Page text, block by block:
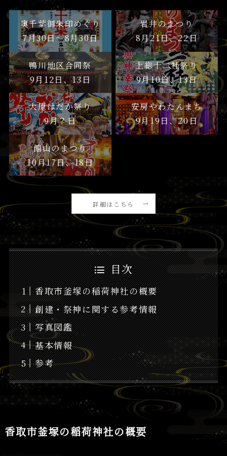
奥千葉御朱印めぐり
7月30日〜8月30日
岩井のまつり
8月21日、22日
鴨川地区合同祭
9月12日、13日
上総十二社祭り
9月10日、13日
大原はだか祭り
9月？日
安房やわたんまち
9月19日、20日
館山のまつり
10月17日、18日
詳細はこちら
目次
香取市釜塚の稲荷神社の概要
創建・祭神に関する参考情報
写真図鑑
基本情報
参考
香取市釜塚の稲荷神社の概要